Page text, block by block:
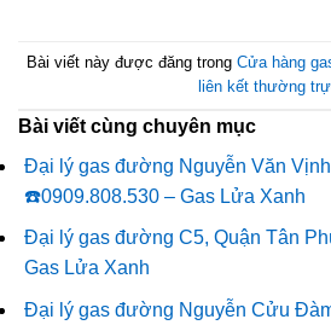
Bài viết này được đăng trong Cửa hàng
liên kết thường
Bài viết cùng chuyên mục
Đại lý gas đường Nguyễn Văn
☎️0909.808.530 – Gas Lửa Xanh
Đại lý gas đường C5, Quận Tân
Gas Lửa Xanh
Đại lý gas đường Nguyễn Cửu